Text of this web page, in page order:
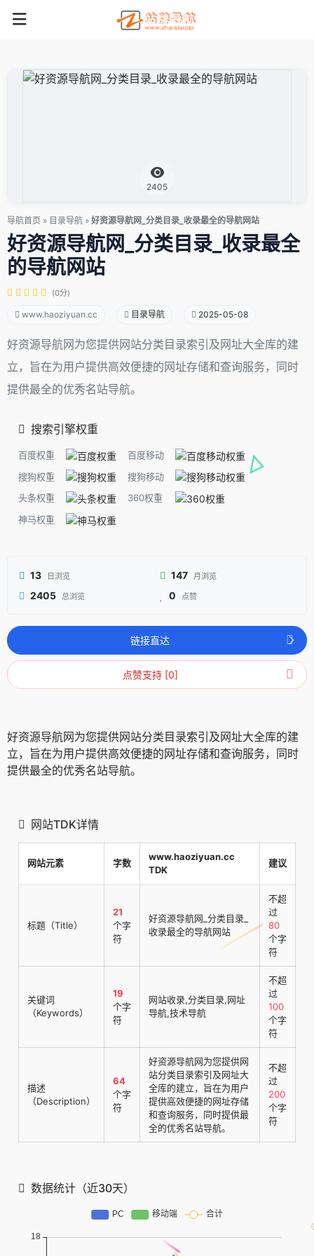
2405
导航首页 » 目录导航 » 好资源导航网_分类目录_收录最全的导航网站
好资源导航网_分类目录_收录最全
的导航网站
(0分)
www.haoziyuan.cc 目录导航 2025-05-08
好资源导航网为您提供网站分类目录索引及网址大全库的建
立，旨在为用户提供高效便捷的网址存储和查询服务，同时
提供最全的优秀名站导航。
搜索引擎权重
百度权重
百度移动
搜狗权重
搜狗移动
头条权重
360权重
神马权重
13 日浏览 147 月浏览
2405 总浏览 0 点赞
链接直达
点赞支持 [0]
好资源导航网为您提供网站分类目录索引及网址大全库的建
立，旨在为用户提供高效便捷的网址存储和查询服务，同时
提供最全的优秀名站导航。
网站TDK详情
网站元素 字数
www.haoziyuan.cc
TDK
建议
标题（Title）
21
个字
符
好资源导航网_分类目录_
收录最全的导航网站
不超
过
80
个字
符
关键词
（Keywords）
19
个字
符
网站收录,分类目录,网址
导航,技术导航
不超
过
100
个字
符
描述
（Description）
64
个字
符
好资源导航网为您提供网
站分类目录索引及网址大
全库的建立，旨在为用户
提供高效便捷的网址存储
和查询服务，同时提供最
全的优秀名站导航。
不超
过
200
个字
符
数据统计（近30天）